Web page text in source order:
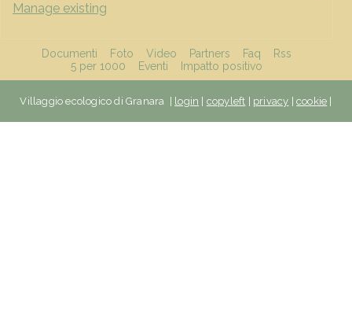
Manage existing
FUNZIONI
Documenti Foto Video Partners Faq
Rss
5 per 1000
Eventi Impatto positivo
Villaggio ecologico di Granara | login copyleft privacy |cookie